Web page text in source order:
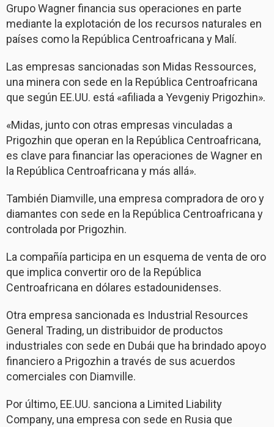
Grupo Wagner financia sus operaciones en parte
mediante la explotación de los recursos naturales en
países como la República Centroafricana y Malí.
Las empresas sancionadas son Midas Ressources,
una minera con sede en la República Centroafricana
que según EE.UU. está «afiliada a Yevgeniy Prigozhin».
«Midas, junto con otras empresas vinculadas a
Prigozhin que operan en la República Centroafricana,
es clave para financiar las operaciones de Wagner en
la República Centroafricana y más allá».
También Diamville, una empresa compradora de oro y
diamantes con sede en la República Centroafricana y
controlada por Prigozhin.
La compañía participa en un esquema de venta de oro
que implica convertir oro de la República
Centroafricana en dólares estadounidenses.
Otra empresa sancionada es Industrial Resources
General Trading, un distribuidor de productos
industriales con sede en Dubái que ha brindado apoyo
financiero a Prigozhin a través de sus acuerdos
comerciales con Diamville.
Por último, EE.UU. sanciona a Limited Liability
Company, una empresa con sede en Rusia que